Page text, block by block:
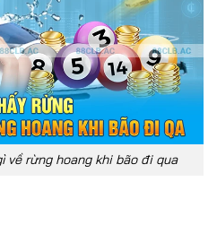
về rừng hoang khi bão đi qua